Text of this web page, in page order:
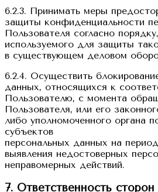
6.2.3. Принимать меры
защиты конфиденциальности
Пользователя согласно
используемого для защиты
в существующем деловом
6.2.4. Осуществить
данных, относящихся к
Пользователю, с момента
Пользователя, или его
либо уполномоченного органа
субъектов
персональных данных на
выявления недостоверных
неправомерных действий.
7. Ответственность сторон